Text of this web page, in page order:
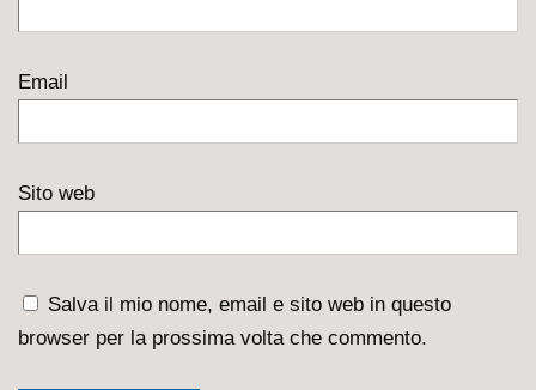
Email
Sito web
Salva il mio nome, email e sito web in questo
browser per la prossima volta che commento.